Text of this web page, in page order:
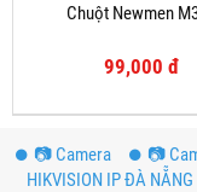
Chuột Newmen
99,000 đ
📷 Camera 📷
HIKVISION IP ĐÀ NẴNG